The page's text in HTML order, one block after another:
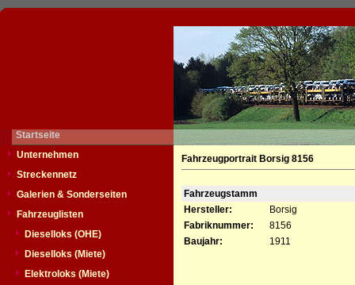
Startseite
Unternehmen
Streckennetz
Galerien & Sonderseiten
Fahrzeuglisten
Dieselloks (OHE)
Dieselloks (Miete)
Elektroloks (Miete)
Fahrzeugportrait Borsig 8156
Fahrzeugstamm
Hersteller:
Borsig
Fabriknummer:
8156
Baujahr:
1911